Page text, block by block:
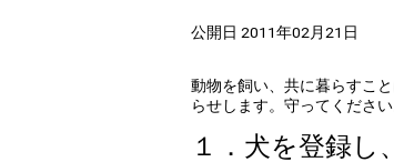
公開日 2011年02月21日
動物を飼い、共に暮らすこ
らせします。守ってください
１．犬を登録し